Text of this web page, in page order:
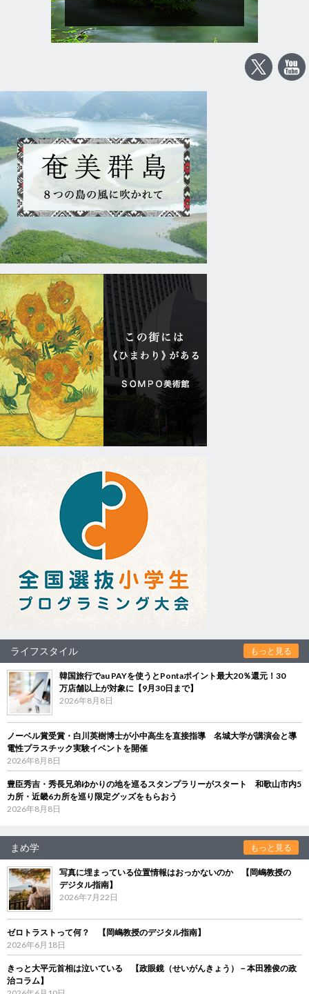
ライフスタイル もっと見る
韓国旅行でau PAYを使うとPontaポイント最大20％還元！30
万店舗以上が対象に【9月30日まで】
2026年8月8日
ノーベル賞受賞・白川英樹博士が小中高生を直接指導 名城大学が講演会と導
電性プラスチック実験イベントを開催
2026年8月8日
豊臣秀吉・秀長兄弟ゆかりの地を巡るスタンプラリーがスタート 和歌山市内5
カ所・近畿6カ所を巡り限定グッズをもらおう
2026年8月8日
まめ学 もっと見る
写真に埋まっている位置情報はおっかないのか 【岡嶋教授の
デジタル指南】
2026年7月22日
ゼロトラストって何？ 【岡嶋教授のデジタル指南】
2026年6月18日
きっと大平元首相は泣いている 【政眼鏡（せいがんきょう）－本田雅俊の政
治コラム】